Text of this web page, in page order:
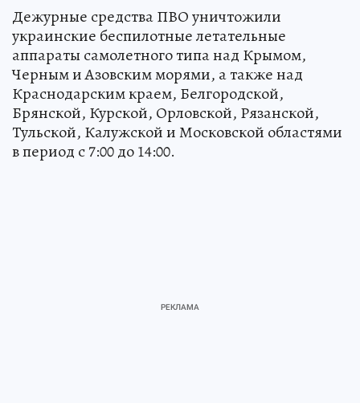
Дежурные средства ПВО уничтожили
украинские беспилотные летательные
аппараты самолетного типа над Крымом,
Черным и Азовским морями, а также над
Краснодарским краем, Белгородской,
Брянской, Курской, Орловской, Рязанской,
Тульской, Калужской и Московской областями
в период с 7:00 до 14:00.